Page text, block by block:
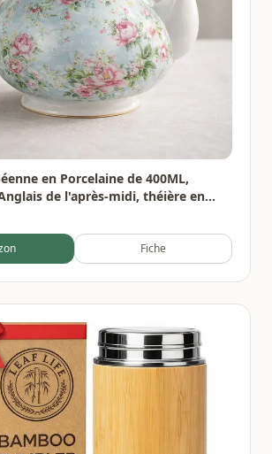
en Porcelaine de 400ML,
de l'après-midi, théière en
Fiche